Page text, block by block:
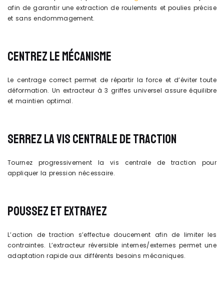
afin de garantir une extraction de roulements et poulies précise
et sans endommagement.
CENTREZ LE MÉCANISME
Le centrage correct permet de répartir la force et d’éviter toute
déformation. Un extracteur à 3 griffes universel assure équilibre
et maintien optimal.
SERREZ LA VIS CENTRALE DE TRACTION
Tournez progressivement la vis centrale de traction pour
appliquer la pression nécessaire.
POUSSEZ ET EXTRAYEZ
L’action de traction s’effectue doucement afin de limiter les
contraintes. L’extracteur réversible internes/externes permet une
adaptation rapide aux différents besoins mécaniques.